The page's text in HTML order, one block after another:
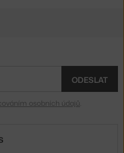
ODESLAT
osobních údajů